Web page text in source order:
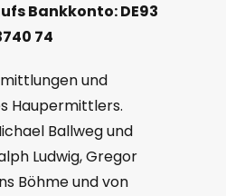
Bankkonto: DE93
74
und
Haupermittlers.
Ballweg und
Ludwig, Gregor
Böhme und von